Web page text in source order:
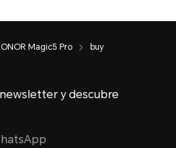
Magic5 Pro buy
y descubre